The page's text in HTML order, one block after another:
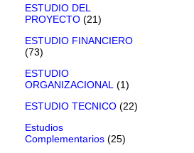
ESTUDIO DEL
PROYECTO (21)
ESTUDIO FINANCIERO
(73)
ESTUDIO
ORGANIZACIONAL (1)
ESTUDIO TECNICO (22)
Estudios
Complementarios (25)